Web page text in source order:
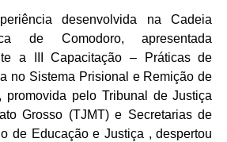
desenvolvida na Cadeia
de Comodoro, apresentada
a III Capacitação – Práticas de
no Sistema Prisional e Remição de
promovida pelo Tribunal de Justiça
Grosso (TJMT) e Secretarias de
de Educação e Justiça , despertou